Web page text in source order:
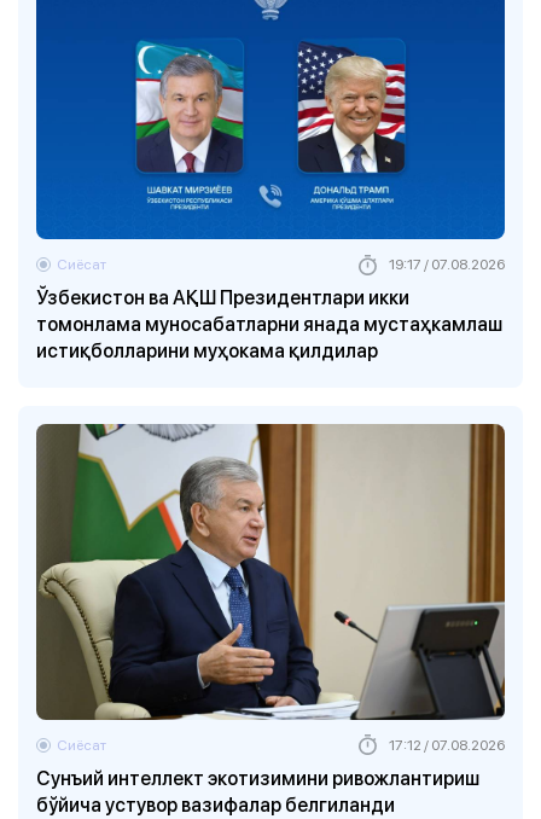
Ўзбекистон ва АҚШ Президентлари икки
томонлама муносабатларни янада мустаҳкамлаш
истиқболларини муҳокама қилдилар
Сиёсат 19:17 / 07.08.2026
Сунъий интеллект экотизимини ривожлантириш
бўйича устувор вазифалар белгиланди
Сиёсат 17:12 / 07.08.2026